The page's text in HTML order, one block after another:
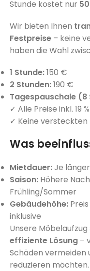
Stunde kostet nur
Wir bieten Ihnen
Festpreise – keine
haben die Wahl
1 Stunde:150 €
2 Stunden:190 €
Tagespauschale (8
✓ Alle Preise inkl. 19
✓ Keine versteckten
Was
Mietdauer:Je
Saison: Höhere
Frühling/Sommer
Gebäudehöhe:
inklusive
Unsere Möbelaufzug
effiziente Lösung –
Schäden vermeiden
reduzieren möchten.